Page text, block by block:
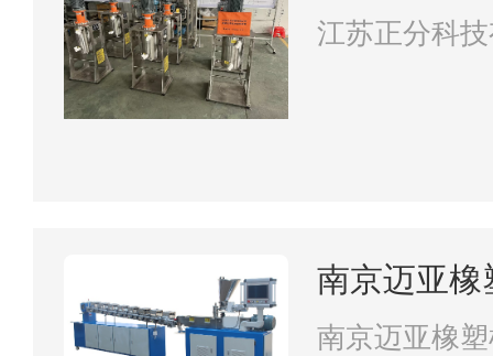
江苏正分科
南京迈亚橡
司
南京迈亚橡